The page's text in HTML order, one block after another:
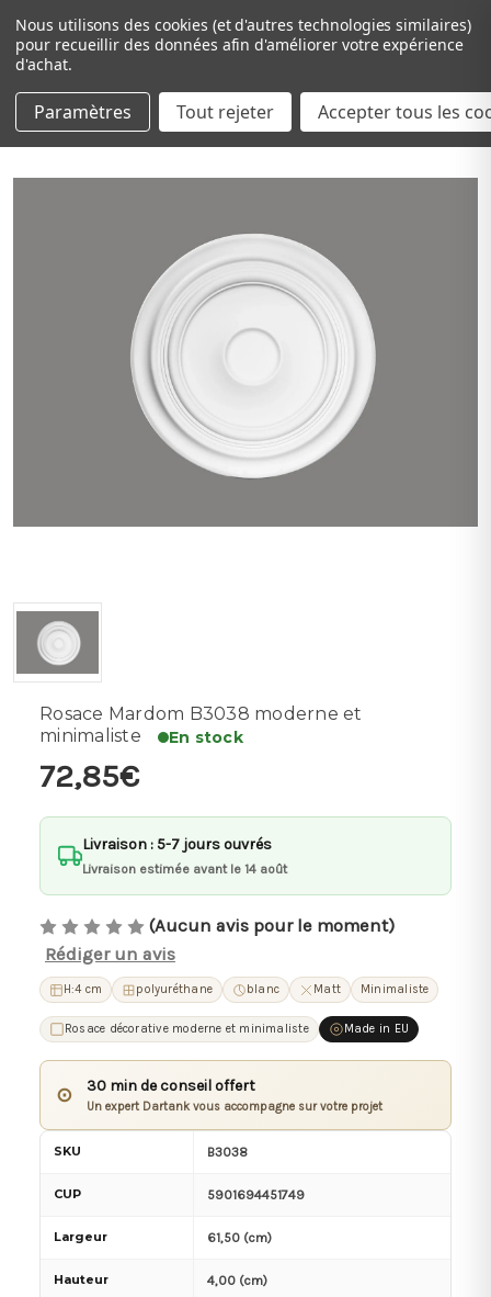
Passer au contenu principal
Rosace Mardom B3038 moderne et
minimaliste
En stock
72,85€
Livraison : 5-7 jours ouvrés
Livraison estimée avant le 14 août
(Aucun avis pour le moment)
Rédiger un avis
H:4 cm polyuréthane blanc Matt Minimaliste
Rosace décorative moderne et minimaliste Made in EU
⊙ 30 min de conseil offert
Un expert Dartank vous accompagne sur votre projet
SKU B3038
CUP 5901694451749
Largeur 61,50 (cm)
Hauteur 4,00 (cm)
Nous utilisons des cookies (et d'autres technologies similaires)
pour recueillir des données afin d'améliorer votre expérience
d'achat.
Paramètres Tout rejeter Accepter tous les